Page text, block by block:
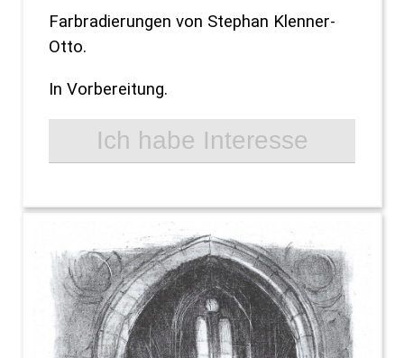
Farbradierungen von Stephan Klenner-
Otto.
In Vorbereitung.